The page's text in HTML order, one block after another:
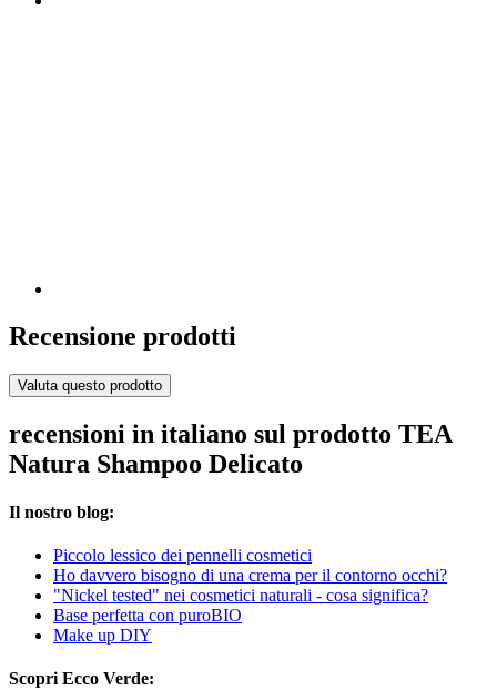
Recensione prodotti
Valuta questo prodotto
recensioni in italiano sul prodotto TEA
Natura Shampoo Delicato
Il nostro blog:
Piccolo lessico dei pennelli cosmetici
Ho davvero bisogno di una crema per il contorno occhi?
"Nickel tested" nei cosmetici naturali - cosa significa?
Base perfetta con puroBIO
Make up DIY
Scopri Ecco Verde: